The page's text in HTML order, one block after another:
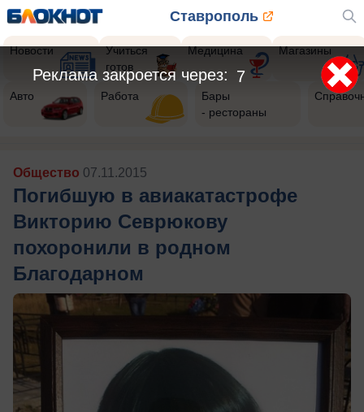
Ставрополь
Новости
Учиться
готов
Медицина Магазины
Авто Работа
Бары
- рестораны
Общество 07.11.2015
Погибшую в авиакатастрофе
Викторию Севрюкову
похоронили в родном
Благодарном
5
Реклама закроется через: